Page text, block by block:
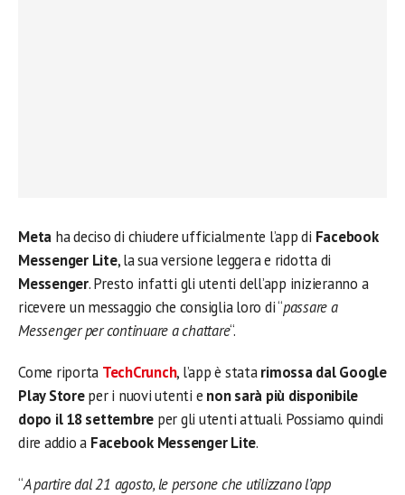
Meta ha deciso di chiudere ufficialmente l’app di Facebook
Messenger Lite, la sua versione leggera e ridotta di
Messenger. Presto infatti gli utenti dell’app inizieranno a
ricevere un messaggio che consiglia loro di “passare a
Messenger per continuare a chattare“.
Come riporta TechCrunch, l’app è statarimossa dal Google
Play Storeper i nuovi utenti e non sarà più disponibile
dopo il 18 settembre per gli utenti attuali. Possiamo quindi
dire addio a Facebook Messenger Lite.
“A partire dal 21 agosto, le persone che utilizzano l’app